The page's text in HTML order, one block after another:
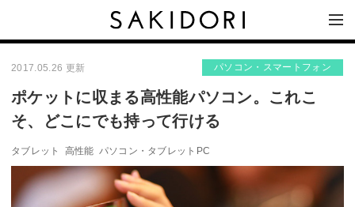
2017.05.26 更新 パソコン・スマートフォン
ポケットに収まる高性能パソコン。これこ
そ、どこにでも持って行ける
タブレット 高性能 パソコン・タブレットPC